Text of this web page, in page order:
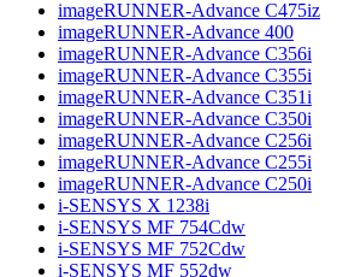
imageRUNNER-Advance C475iz
imageRUNNER-Advance 400
imageRUNNER-Advance C356i
imageRUNNER-Advance C355i
imageRUNNER-Advance C351i
imageRUNNER-Advance C350i
imageRUNNER-Advance C256i
imageRUNNER-Advance C255i
imageRUNNER-Advance C250i
i-SENSYS X 1238i
i-SENSYS MF 754Cdw
i-SENSYS MF 752Cdw
i-SENSYS MF 552dw